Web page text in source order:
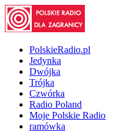
PolskieRadio.pl
Jedynka
Dwójka
Trójka
Czwórka
Radio Poland
Moje Polskie Radio
ramówka